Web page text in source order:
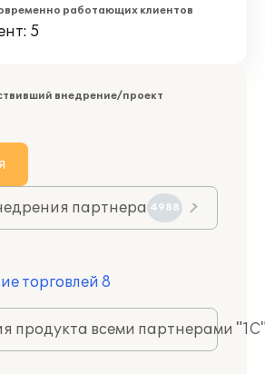
работающих клиентов
5
внедрение/проект
партнера 4988
торговлей 8
продукта всеми партнерами